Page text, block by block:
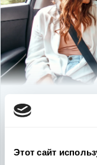
Этот сайт
Надежность,